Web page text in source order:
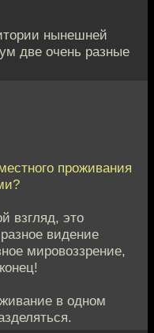
нынешней
две очень разные
проживания
взгляд, это
видение
мировоззрение,
в одном